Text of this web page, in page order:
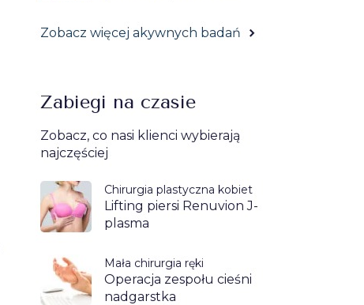
Zobacz więcej akywnych badań
Zabiegi na czasie
Zobacz, co nasi klienci wybierają
najczęściej
Chirurgia plastyczna kobiet
Lifting piersi Renuvion J-
plasma
Mała chirurgia ręki
Operacja zespołu cieśni
nadgarstka